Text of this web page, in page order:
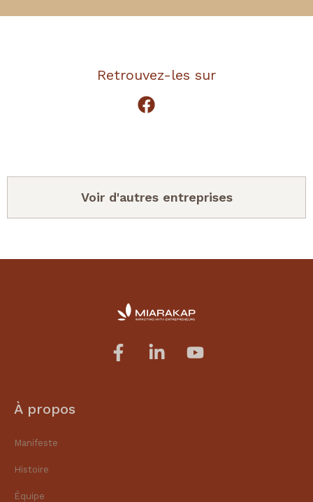
Retrouvez-les sur
Voir d'autres entreprises
À propos
Manifeste
Histoire
Équipe